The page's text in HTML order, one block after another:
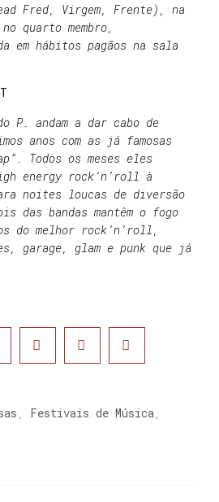
Fred, Virgem, Frente), na
quarto membro,
em hábitos pagãos na sala
P. andam a dar cabo de
anos com as já famosas
Todos os meses eles
energy rock’n’roll à
noites loucas de diversão
das bandas mantêm o fogo
do melhor rock’n’roll,
garage, glam e punk que já
, Festivais de Música,